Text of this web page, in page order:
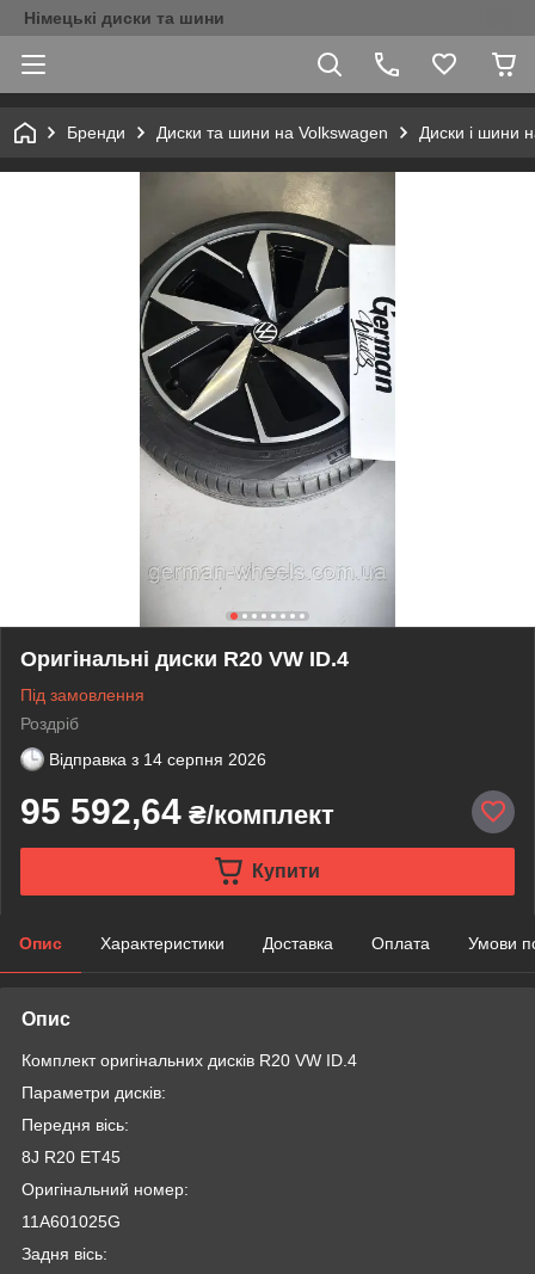
Німецькі диски та шини
Бренди Диски та шини на Volkswagen Диски і шини
Оригінальні диски R20 VW ID.4
Під замовлення
Роздріб
Відправка з 14 серпня 2026
95 592,64 ₴/комплект
Купити
Опис Характеристики Доставка Оплата Умови
Опис
Комплект оригінальних дисків R20 VW ID.4
Параметри дисків:
Передня вісь:
8J R20 ET45
Оригінальний номер:
11A601025G
Задня вісь: